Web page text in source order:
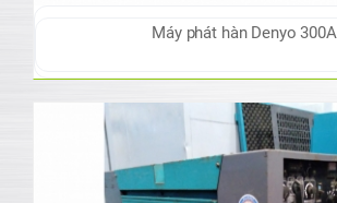
Máy phát hàn Denyo 300A